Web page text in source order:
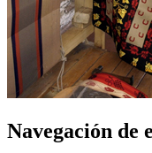
Navegación de